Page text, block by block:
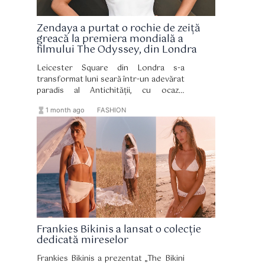
Zendaya a purtat o rochie de zeiță
greacă la premiera mondială a
filmului The Odyssey, din Londra
Leicester Square din Londra s-a
transformat luni seară într-un adevărat
paradis al Antichității, cu ocazia
film epic The Odyssey.
hourglass_full 1 month ago FASHION
Frankies Bikinis a lansat o colecție
dedicată mireselor
Frankies Bikinis a prezentat „The Bikini